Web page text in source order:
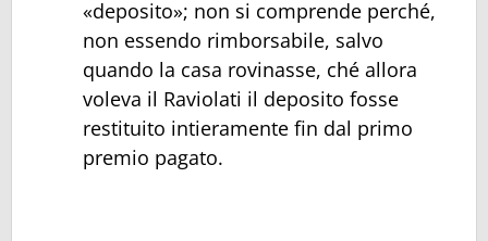
«deposito»; non si comprende perché,
non essendo rimborsabile, salvo
quando la casa rovinasse, ché allora
voleva il Raviolati il deposito fosse
restituito intieramente fin dal primo
premio pagato.